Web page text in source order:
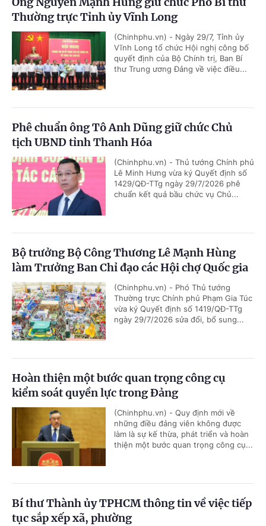
Thường trực Tỉnh ủy Vĩnh Long
(Chinhphu.vn) - Ngày 29/7, Tỉnh ủy
Vĩnh Long tổ chức Hội nghị công bố
quyết định của Bộ Chính trị, Ban Bí
thư Trung ương Đảng về việc điều...
Phê chuẩn ông Tô Anh Dũng giữ chức Chủ
tịch UBND tỉnh Thanh Hóa
(Chinhphu.vn) - Thủ tướng Chính phủ
Lê Minh Hưng vừa ký Quyết định số
1429/QĐ-TTg ngày 29/7/2026 phê
chuẩn kết quả bầu chức vụ Chủ...
Bộ trưởng Bộ Công Thương Lê Mạnh Hùng
làm Trưởng Ban Chỉ đạo các Hội chợ Quốc gia
(Chinhphu.vn) - Phó Thủ tướng
Thường trực Chính phủ Phạm Gia Túc
vừa ký Quyết định số 1419/QĐ-TTg
ngày 29/7/2026 sửa đổi, bổ sung...
Hoàn thiện một bước quan trọng công cụ
kiểm soát quyền lực trong Đảng
(Chinhphu.vn) - Quy định mới về
những điều đảng viên không được
làm là sự kế thừa, phát triển và hoàn
thiện một bước quan trọng công cụ...
Bí thư Thành ủy TPHCM thông tin về việc tiếp
tục sắp xếp xã, phường